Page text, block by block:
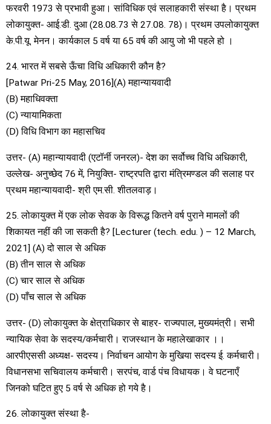
फरवरी 1973 से प्रभावी हुआ। सांविधिक एवं सलाहकारी संस्था है। प्रथम
लोकायुक्त- आई.डी. दुआ (28.08.73 से 27.08. 78)। प्रथम उपलोकायुक्त
के.पी.यू. मेनन। कार्यकाल 5 वर्ष या 65 वर्ष की आयु जो भी पहले हो ।
24. भारत में सबसे ऊँचा विधि अधिकारी कौन है?
[Patwar Pri-25 May, 2016](A) महान्यायवादी
(B) महाधिवक्ता
(C) न्यायामिकता
(D) विधि विभाग का महासचिव
उत्तर- (A) महान्यायवादी (एटॉर्नी जनरल)- देश का सर्वोच्च विधि अधिकारी,
उल्लेख- अनुच्छेद 76 में, नियुक्ति- राष्ट्रपति द्वारा मंत्रिमण्डल की सलाह पर
प्रथम महान्यायवादी- श्री एम.सी. शीतलवाड़।
25. लोकायुक्त में एक लोक सेवक के विरूद्ध कितने वर्ष पुराने मामलों की
शिकायत नहीं की जा सकती है? [Lecturer (tech. edu. ) – 12 March,
2021] (A) दो साल से अधिक
(B) तीन साल से अधिक
(C) चार साल से अधिक
(D) पाँच साल से अधिक
उत्तर- (D) लोकायुक्त के क्षेत्राधिकार से बाहर- राज्यपाल, मुख्यमंत्री। सभी
न्यायिक सेवा के सदस्य/कर्मचारी। राजस्थान के महालेखाकार ।।
आरपीएससी अध्यक्ष- सदस्य। निर्वाचन आयोग के मुखिया सदस्य ई. कर्मचारी।
विधानसभा सचिवालय कर्मचारी। सरपंच, वार्ड पंच विधायक। वे घटनाएँ
जिनको घटित हुए 5 वर्ष से अधिक हो गये है।
26. लोकायुक्त संस्था है-